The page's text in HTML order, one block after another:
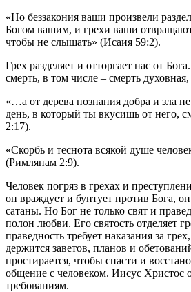
«Но беззакония ваши произвели
Богом вашим, и грехи ваши
чтобы не слышать» (Исаия 59:2).
Грех разделяет и отторгает нас от
смерть, в том числе – смерть
«…а от дерева познания добра и зла
день, в который ты вкусишь от него,
2:17).
«Скорбь и теснота всякой душе
(Римлянам 2:9).
Человек погряз в грехах и
он враждует и бунтует против Бога,
сатаны. Но Бог не только свят и
полон любви. Его святость отделяет
праведность требует наказания за
держится заветов, планов и
простирается, чтобы спасти и
общение с человеком. Иисус Христос
требованиям.